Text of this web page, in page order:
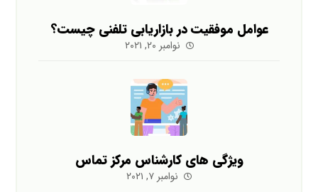
عوامل موفقیت در بازاریابی تلفنی چیست؟
نوامبر ۲۰, ۲۰۲۱
ویژگی های کارشناس مرکز تماس
نوامبر ۷, ۲۰۲۱